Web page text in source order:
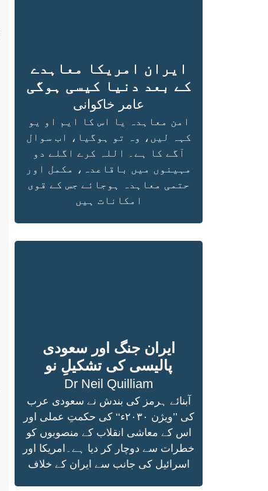
ایران امریکا معاہدے
کے بعد دنیا کیسی ہوگی
عامر خاکوانی
امن معاہدہ یا اس کا ایم او یو
کہہ لیں، وہ تو ہوگیا، اب سوال
آگے کا ہے۔ اللہ کرے اگلے دو
مہینوں میں باقاعدہ، مکمل اور
حتمی معاہدہ ہوجائے جس کے قوی
امکانات ہیں
ایران جنگ اور سعودی
پالیسی کی تشکیلِ نو
Dr Neil Quilliam
آبنائے ہرمز کی بندش نے سعودی عرب
کی ’’ویژن ۲۰۳۰ء‘‘ کی حکمتِ عملی اور
اس کے معاشی انقلاب کے منصوبوں کو
خطرات سے دوچار کر دیا ہے۔امریکا اور
اسرائیل کی جانب سے ایران کے خلاف